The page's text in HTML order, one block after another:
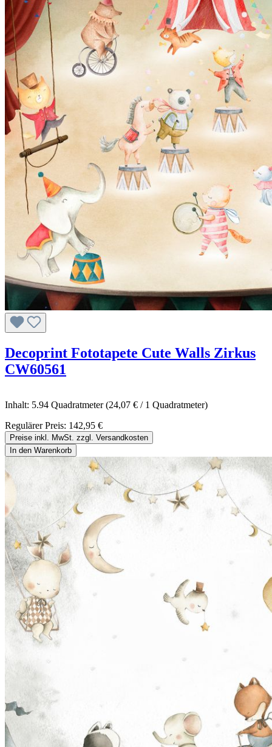
Decoprint Fototapete Cute Walls Zirkus
CW60561
Inhalt: 5.94 Quadratmeter(24,07 € / 1 Quadratmeter)
Regulärer Preis: 142,95 €
Preise inkl. MwSt. zzgl. Versandkosten
In den Warenkorb